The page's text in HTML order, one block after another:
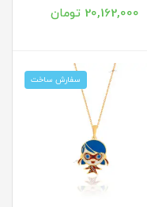
20,162,000 تومان
سفارش ساخت